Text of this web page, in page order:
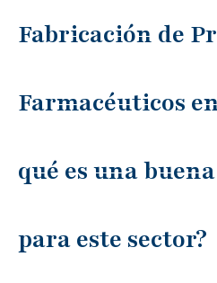
Fabricación de
Farmacéuticos
qué es una
para este sector?